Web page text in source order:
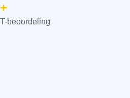
+
beoordeling